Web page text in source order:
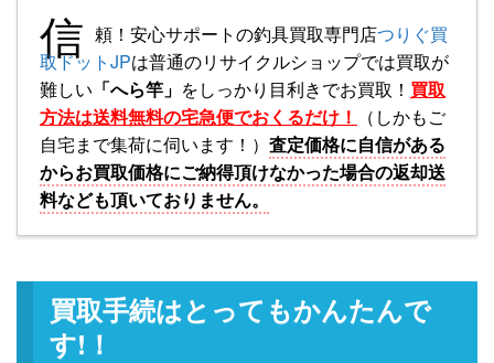
信 頼！安心サポートの釣具買取専門店つりぐ買
取ドットJPは普通のリサイクルショップでは買取が
難しい 「へら竿」 をしっかり目利きでお買取！ 買取
方法は送料無料の宅急便でおくるだけ！
（しかもご
自宅まで集荷に伺います！） 査定価格に自信がある
からお買取価格にご納得頂けなかった場合の返却送
料なども頂いておりません。
買取手続はとってもかんたんで
す!！